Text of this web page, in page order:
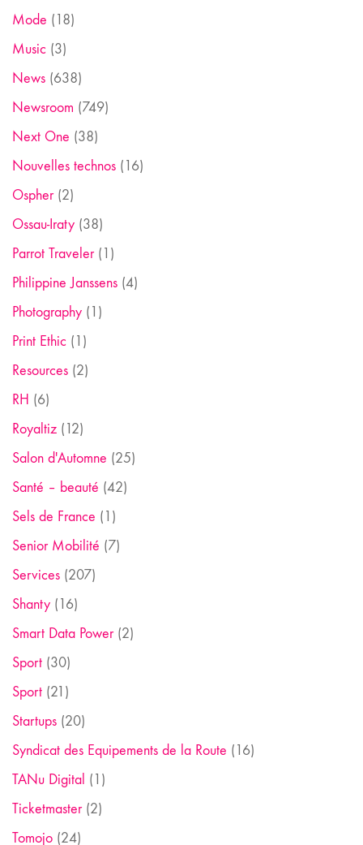
Mode (18)
Music (3)
News (638)
Newsroom (749)
Next One (38)
Nouvelles technos (16)
Ospher(2)
Ossau-Iraty (38)
Parrot Traveler(1)
Philippine Janssens (4)
Photography (1)
Print Ethic (1)
Resources (2)
RH (6)
Royaltiz (12)
Salon d'Automne (25)
Santé – beauté (42)
Sels de France (1)
Senior Mobilité (7)
Services (207)
Shanty (16)
Smart Data Power(2)
Sport (30)
Sport (21)
Startups (20)
Syndicat des Equipements de la Route (16)
TANu Digital (1)
Ticketmaster(2)
Tomojo (24)